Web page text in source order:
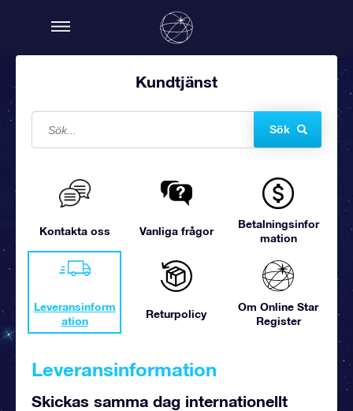
Kundtjänst
Sök
Kontakta oss Vanliga frågor
Betalningsinfor
mation
Leveransinform
ation
Returpolicy
Om Online Star
Register
Leveransinformation
Skickas samma dag internationellt